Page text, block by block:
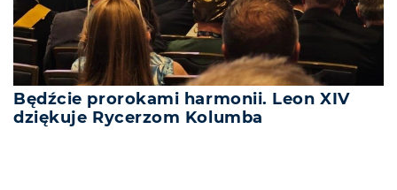
Będźcie prorokami harmonii. Leon XIV
dziękuje Rycerzom Kolumba